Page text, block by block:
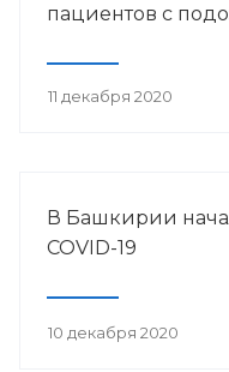
пациентов с
11 декабря 2020
В Башкирии
COVID-19
10 декабря 2020